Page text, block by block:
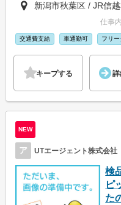
新潟市秋葉区 / JR信
仕事
交通費支給 車通勤可 フリ
キープする
NEW
ア UTエージェント株式会
検
ピ
た